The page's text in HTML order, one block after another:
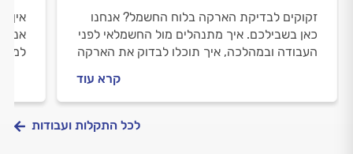
זקוקים לבדיקת הארקה בלוח החשמל? אנחנו
כאן בשבילכם. איך מתנהלים מול החשמלאי לפני
העבודה ובמהלכה, איך תוכלו לבדוק את הארקה
קרא עוד
אין
למה
לכל התקלות ועבודות